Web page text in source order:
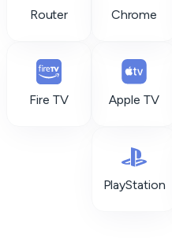
Router Chrome
Fire TV Apple TV
PlayStation